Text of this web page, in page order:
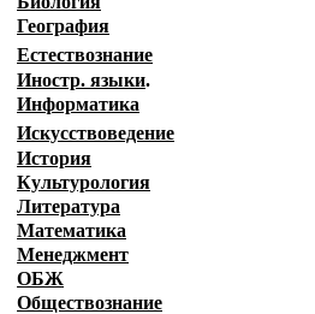
География
Естествознание
Иностр. языки.
Информатика
Искусствоведение
История
Культурология
Литература
Математика
Менеджмент
ОБЖ
Обществознание